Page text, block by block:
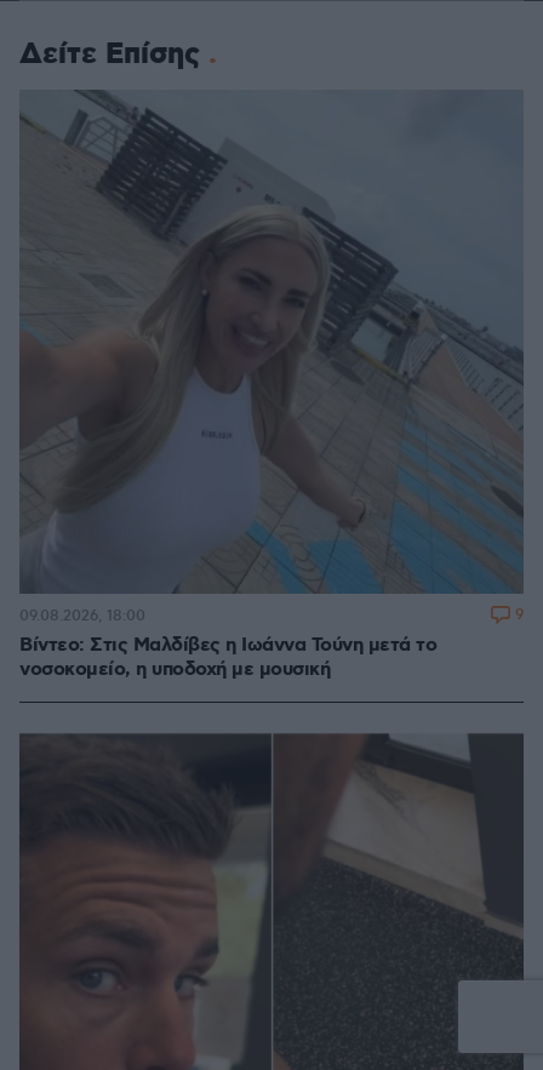
Δείτε Επίσης
Βίντεο: Στις Μαλδίβες η Ιωάννα Τούνη μετά το
νοσοκομείο, η υποδοχή με μουσική
09.08.2026, 18:00 9